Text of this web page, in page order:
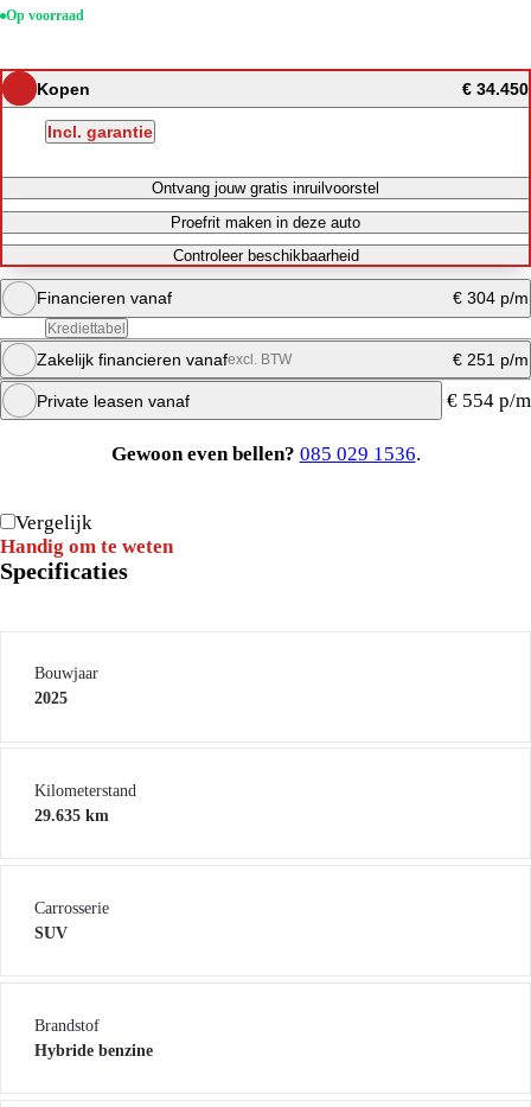
Op voorraad
Kopen € 34.450
Incl. garantie
Ontvang jouw gratis inruilvoorstel
Proefrit maken in deze auto
Controleer beschikbaarheid
Financieren vanaf € 304 p/m
Krediettabel
Maandbedrag berekenen
Direct bellen
Zakelijk financieren vanafexcl. BTW € 251 p/m
Maandbedrag berekenen
Private leasen vanaf € 554 p/m
Maandbedrag berekenen
Gewoon even bellen? 085 029 1536.
Vergelijk
Handig om te weten
Specificaties
Bouwjaar
2025
Kilometerstand
29.635 km
Carrosserie
SUV
Brandstof
Hybride benzine